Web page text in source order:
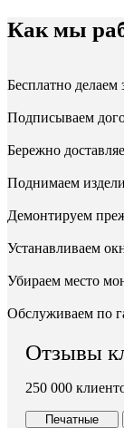
Как мы
Бесплатно делаем
Подписываем
Бережно
Поднимаем
Демонтируем
Устанавливаем
Убираем место
Обслуживаем по
Отзывы
250 000
Печатные